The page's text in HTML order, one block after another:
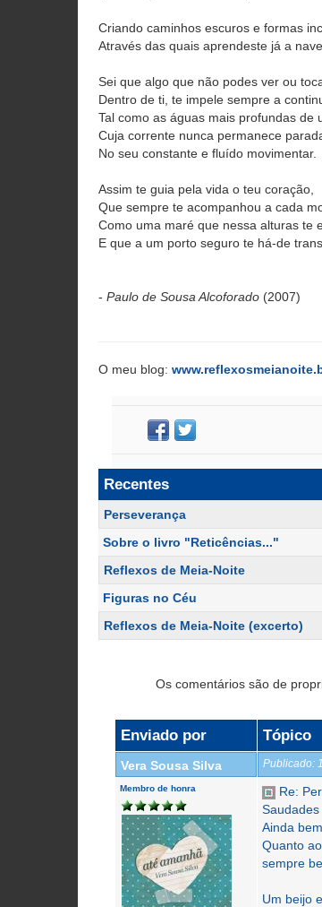
Criando caminhos escuros e formas
Através das quais aprendeste já a
Sei que algo que não podes ver ou
Dentro de ti, te impele sempre a
Tal como as águas mais profundas de
Cuja corrente nunca permanece
No seu constante e fluído movimentar.
Assim te guia pela vida o teu coração,
Que sempre te acompanhou a cada
Como uma maré que nessa alturas te
E que a um porto seguro te há-de
- Paulo de Sousa Alcoforado (2007)
O meu blog:
Recentes
Perseverança
Sobre o livro "Reticências..."
Reflexos de Meia-Noite
Figuras no Céu
Reflexos de Meia-Noite (excerto)
Os comentários são de
Enviado por Tópico
Vera Sousa Silva Publicado:
Membro de honra
Re:
Ainda
Quanto
sempre
Um beijo